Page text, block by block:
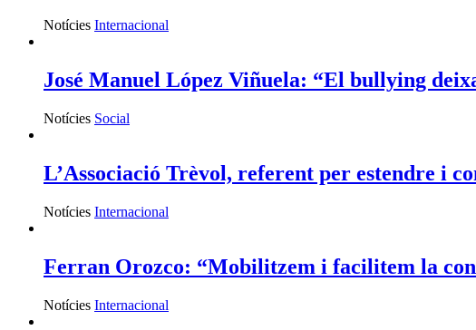
Notícies Internacional
José Manuel López Viñuela: “El bullying
Notícies Social
L’Associació Trèvol, referent per estendre i
Notícies Internacional
Ferran Orozco: “Mobilitzem i facilitem la
Notícies Internacional